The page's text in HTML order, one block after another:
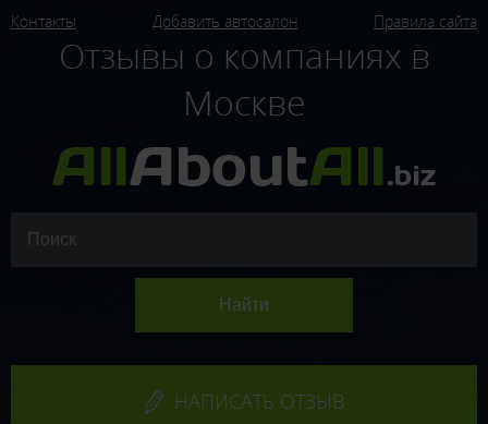
Контакты Добавить автосалон Правила сайта
Отзывы о компаниях в
Москве
НАПИСАТЬ ОТЗЫВ